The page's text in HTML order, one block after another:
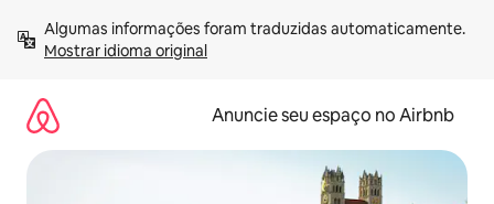
para
Mostrar idioma original
Anuncie seu espaço no Airbnb